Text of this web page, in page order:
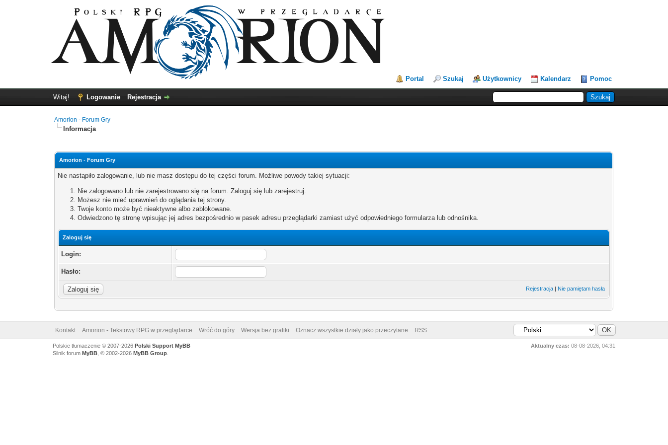
Portal Szukaj Użytkownicy Kalendarz Pomoc
Witaj! Logowanie Rejestracja
Amorion - Forum Gry
Informacja
Amorion - Forum Gry
Nie nastąpiło zalogowanie, lub nie masz dostępu do tej części forum. Możliwe powody takiej sytuacji:
Nie zalogowano lub nie zarejestrowano się na forum. Zaloguj się lub zarejestruj.
Możesz nie mieć uprawnień do oglądania tej strony.
Twoje konto może być nieaktywne albo zablokowane.
Odwiedzono tę stronę wpisując jej adres bezpośrednio w pasek adresu przeglądarki zamiast użyć odpowiedniego formularza lub odnośnika.
Zaloguj się
Login:
Hasło:
Rejestracja | Nie pamiętam hasła
Kontakt Amorion - Tekstowy RPG w przeglądarce Wróć do góry Wersja bez grafiki Oznacz wszystkie działy jako przeczytane RSS
Aktualny czas: 08-08-2026, 04:31
Polskie tłumaczenie © 2007-2026 Polski Support MyBB
Silnik forum MyBB, © 2002-2026 MyBB Group.